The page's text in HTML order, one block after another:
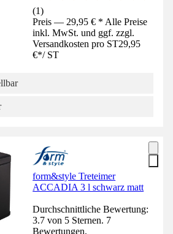
(1)
Preis — 29,95 € * Alle Preise
inkl. MwSt. und ggf. zzgl.
Versandkosten pro ST29,95
€*/ ST
form&style Treteimer
ACCADIA 3 l schwarz matt
Durchschnittliche Bewertung:
3.7 von 5 Sternen. 7
Bewertungen.